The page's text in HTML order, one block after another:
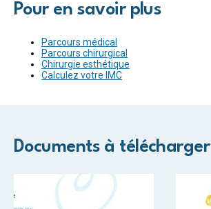
Pour en savoir plus
Parcours médical
Parcours chirurgical
Chirurgie esthétique
Calculez votre IMC
Documents à télécharger